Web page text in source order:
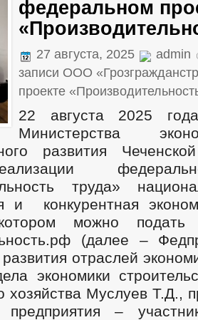
федеральном
27 августа, 2025
admin
записи ООО
проекте
22 августа 2025 года
Министерства
развития
труда»
и конкурентная
можно подать
(далее –
отраслей
экономики
хозяйства Муслуев Т.Д.,
предприятия –